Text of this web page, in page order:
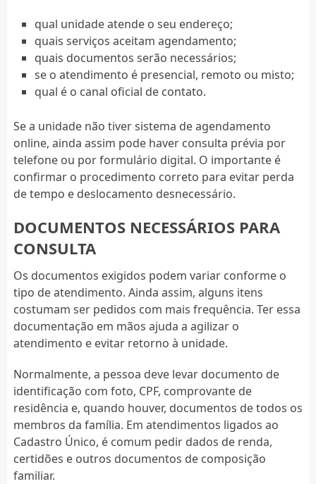
qual unidade atende o seu endereço;
quais serviços aceitam agendamento;
quais documentos serão necessários;
se o atendimento é presencial, remoto ou misto;
qual é o canal oficial de contato.
Se a unidade não tiver sistema de agendamento
online, ainda assim pode haver consulta prévia por
telefone ou por formulário digital. O importante é
confirmar o procedimento correto para evitar perda
de tempo e deslocamento desnecessário.
DOCUMENTOS NECESSÁRIOS PARA
CONSULTA
Os documentos exigidos podem variar conforme o
tipo de atendimento. Ainda assim, alguns itens
costumam ser pedidos com mais frequência. Ter essa
documentação em mãos ajuda a agilizar o
atendimento e evitar retorno à unidade.
Normalmente, a pessoa deve levar documento de
identificação com foto, CPF, comprovante de
residência e, quando houver, documentos de todos os
membros da família. Em atendimentos ligados ao
Cadastro Único, é comum pedir dados de renda,
certidões e outros documentos de composição
familiar.